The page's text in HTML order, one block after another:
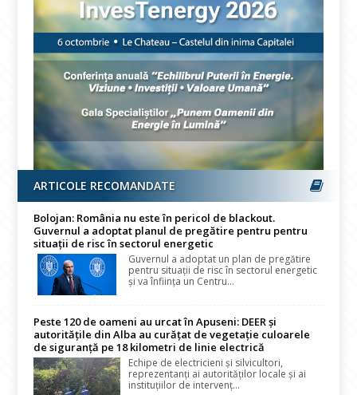
ARTICOLE RECOMANDATE
Bolojan: România nu este în pericol de blackout.
Guvernul a adoptat planul de pregătire pentru pentru
situații de risc în sectorul energetic
Guvernul a adoptat un plan de pregătire
pentru situații de risc în sectorul energetic
și va înființa un Centru...
Peste 120 de oameni au urcat în Apuseni: DEER și
autoritățile din Alba au curățat de vegetație culoarele
de siguranță pe 18 kilometri de linie electrică
Echipe de electricieni și silvicultori,
reprezentanți ai autorităților locale și ai
instituțiilor de intervenț...